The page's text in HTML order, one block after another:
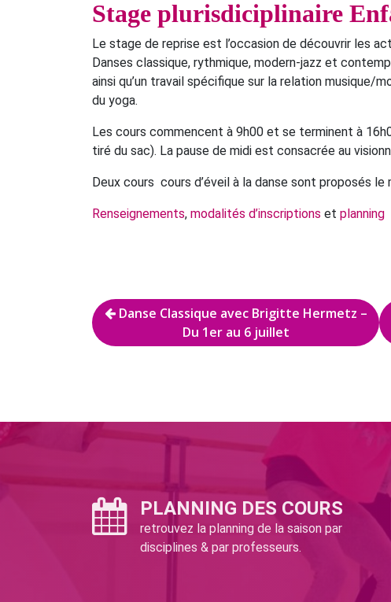
Stage plurisdiciplinaire
Le stage de reprise est l’occasion de découvrir les
Danses classique, rythmique, modern-jazz et
ainsi qu’un travail spécifique sur la relation musique/
du yoga.
Les cours commencent à 9h00 et se terminent à
tiré du sac). La pause de midi est consacrée au
Deux cours cours d’éveil à la danse sont proposés
Renseignements, modalités d’inscriptions et planning
Navigation
de
Danse Classique avec Brigitte Hermetz –
Du 1er au 6 juillet
PLANNING DES COURS
retrouvez la planning de la saison par
disciplines & par professeurs.